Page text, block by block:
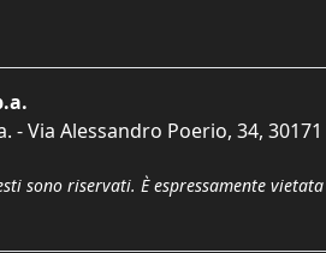
Via Alessandro Poerio, 34, 30171
sono riservati. È espressamente